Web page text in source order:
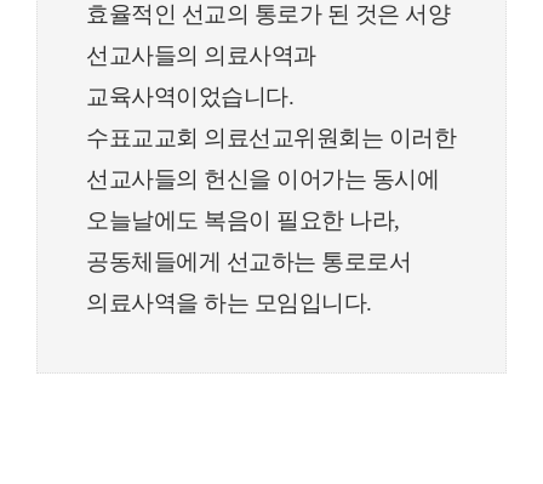
효율적인 선교의 통로가 된 것은 서양
선교사들의 의료사역과
교육사역이었습니다.
수표교교회 의료선교위원회는 이러한
선교사들의 헌신을 이어가는 동시에
오늘날에도 복음이 필요한 나라,
공동체들에게 선교하는 통로로서
의료사역을 하는 모임입니다.